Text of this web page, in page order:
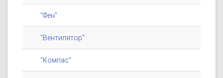
"Фен"
"Вентилятор"
"Компас"